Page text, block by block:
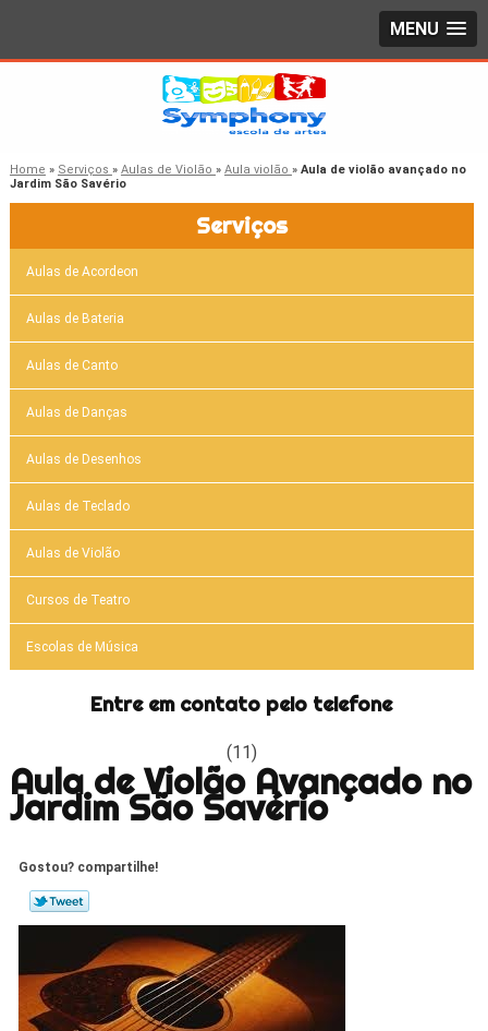
MENU
Home » Serviços » Aulas de Violão » Aula violão » Aula de violão avançado no
Jardim São Savério
Serviços
Aulas de Acordeon
Aulas de Bateria
Aulas de Canto
Aulas de Danças
Aulas de Desenhos
Aulas de Teclado
Aulas de Violão
Cursos de Teatro
Escolas de Música
Entre em contato pelo telefone
(11)
Aula de Violão Avançado no
Jardim São Savério
Gostou? compartilhe!